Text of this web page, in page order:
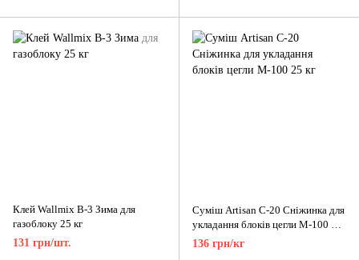
Клей Wallmix B-3 Зима для
газоблоку 25 кг
131 грн/шт.
Суміш Artisan С-20 Сніжинка для
укладання блоків цегли М-100 25
кг
136 грн/кг